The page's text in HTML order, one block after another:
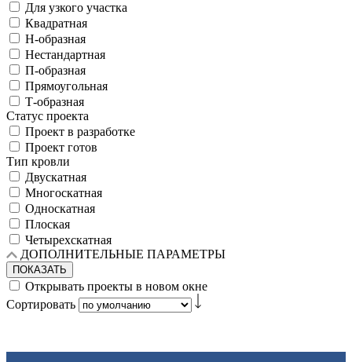
Для узкого участка
Квадратная
Н-образная
Нестандартная
П-образная
Прямоугольная
Т-образная
Статус проекта
Проект в разработке
Проект готов
Тип кровли
Двускатная
Многоскатная
Односкатная
Плоская
Четырехскатная
ДОПОЛНИТЕЛЬНЫЕ ПАРАМЕТРЫ
ПОКАЗАТЬ
Открывать проекты в новом окне
Сортировать